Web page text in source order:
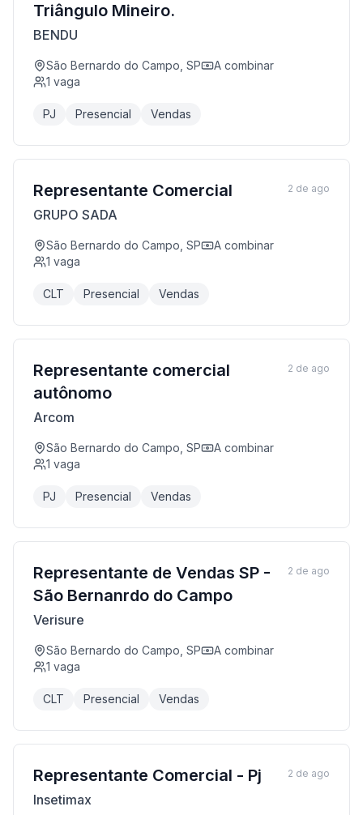
Triângulo Mineiro.
BENDU
São Bernardo do Campo, SP
A combinar
1 vaga
PJ Presencial Vendas
Representante Comercial
GRUPO SADA
São Bernardo do Campo, SP
A combinar
1 vaga
CLT Presencial Vendas
2 de ago
Representante comercial
autônomo
Arcom
São Bernardo do Campo, SP
A combinar
1 vaga
PJ Presencial Vendas
2 de ago
Representante de Vendas SP -
São Bernanrdo do Campo
Verisure
São Bernardo do Campo, SP
A combinar
1 vaga
CLT Presencial Vendas
2 de ago
Representante Comercial - Pj
Insetimax
2 de ago